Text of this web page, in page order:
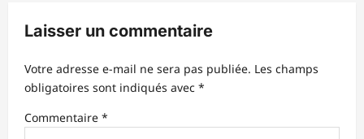
o
n
d
’
Laisser un commentaire
Votre adresse e-mail ne sera pas publiée. Les champs
obligatoires sont indiqués avec *
Commentaire *